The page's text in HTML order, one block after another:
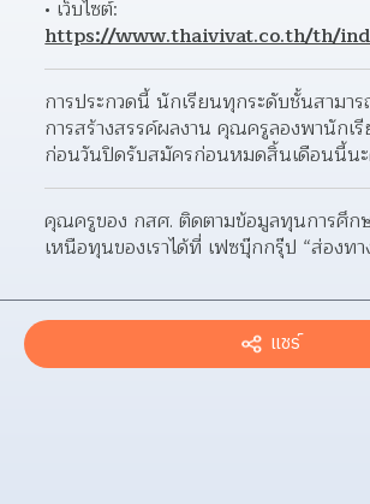
https://www.thaivivat.co.th/th/
การประกวดนี้ นักเรียนทุกระดับชั้นสามา
การสร้างสรรค์ผลงาน คุณครูลองพานักเ
ก่อนวันปิดรับสมัครก่อนหมดสิ้นเดือนนี้น
คุณครูของ กสศ. ติดตามข้อมูลทุนการศึก
เหนือทุนของเราได้ที่ เฟซบุ๊กกรุ๊ป “ส่องท
แชร์